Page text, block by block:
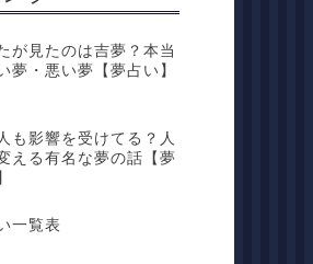
が見たのは吉夢？本当
夢・悪い夢【夢占い】
も影響を受けてる？人
える有名な夢の話【夢
一覧表